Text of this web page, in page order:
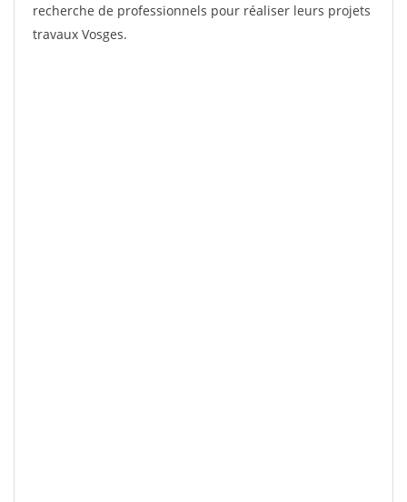
recherche de professionnels pour réaliser leurs projets
travaux Vosges.